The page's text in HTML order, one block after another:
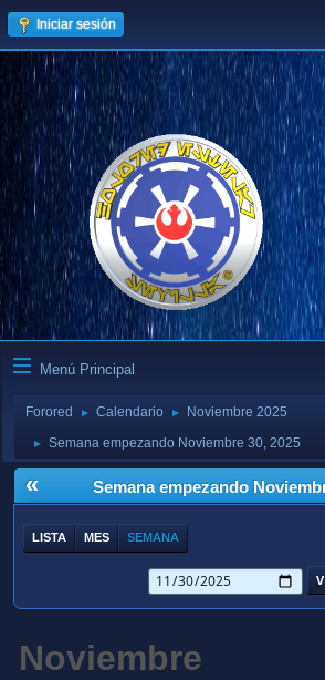
Iniciar sesión
Menú Principal
Forored ► Calendario ► Noviembre 2025
► Semana empezando Noviembre 30, 2025
« Semana empezando
LISTA MES SEMANA
Noviembre